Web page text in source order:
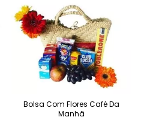
Bolsa Com Flores Café Da
Manhã